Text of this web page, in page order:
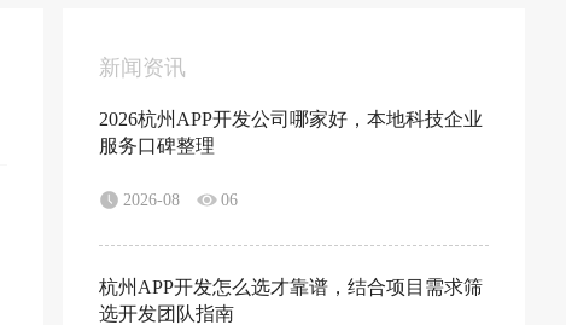
新闻资讯
2026杭州APP开发公司哪家好，本地科技企业
服务口碑整理
2026-08 06
杭州APP开发怎么选才靠谱，结合项目需求筛
选开发团队指南